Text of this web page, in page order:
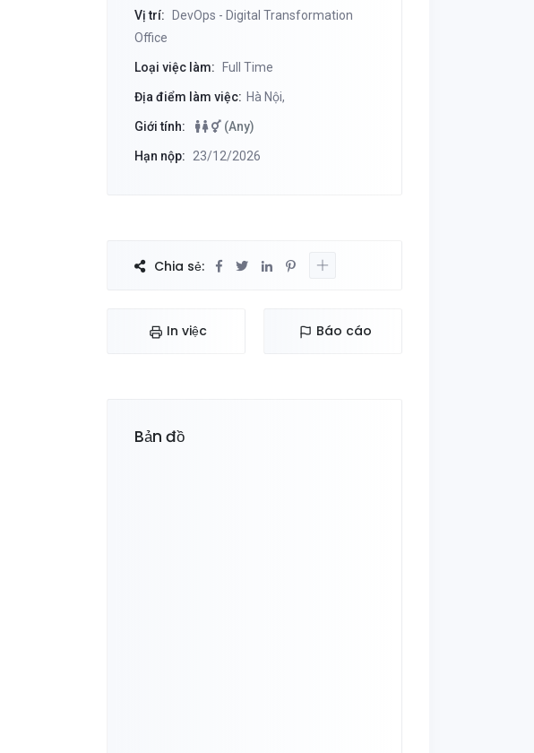
Vị trí:
DevOps - Digital Transformation
Office
Loại việc làm: Full Time
Địa điểm làm việc: Hà Nội,
Giới tính: (Any)
Hạn nộp: 23/12/2026
Chia sẻ:
In việc Báo cáo
Bản đồ